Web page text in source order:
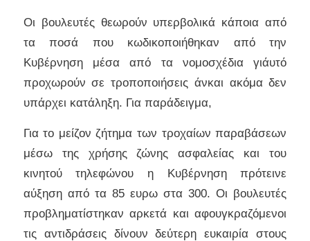
Οι βουλευτές θεωρούν υπερβολικά κάποια από
τα ποσά που κωδικοποιήθηκαν από την
Κυβέρνηση μέσα από τα νομοσχέδια γιάυτό
προχωρούν σε τροποποιήσεις άνκαι ακόμα δεν
υπάρχει κατάληξη. Για παράδειγμα,
Για το μείζον ζήτημα των τροχαίων παραβάσεων
μέσω της χρήσης ζώνης ασφαλείας και του
κινητού τηλεφώνου η Κυβέρνηση πρότεινε
αύξηση από τα 85 ευρω στα 300. Οι βουλευτές
προβληματίστηκαν αρκετά και αφουγκραζόμενοι
τις αντιδράσεις δίνουν δεύτερη ευκαιρία στους